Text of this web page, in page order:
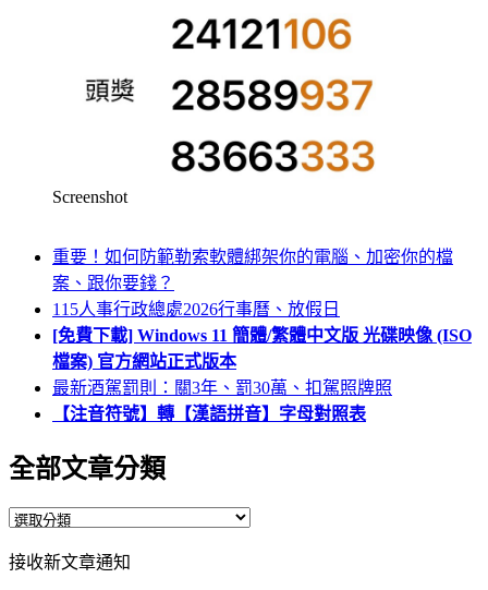
Screenshot
重要！如何防範勒索軟體綁架你的電腦、加密你的檔
案、跟你要錢？
115人事行政總處2026行事曆、放假日
[免費下載] Windows 11 簡體/繁體中文版 光碟映像 (ISO
檔案) 官方網站正式版本
最新酒駕罰則：關3年、罰30萬、扣駕照牌照
【注音符號】轉【漢語拼音】字母對照表
全部文章分類
全
文
接收新文章通知